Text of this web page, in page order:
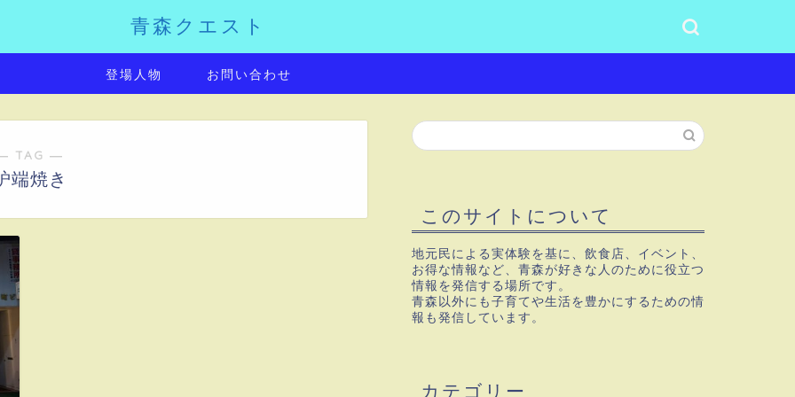
青森クエスト
登場人物 お問い合わせ
TAG ―
端焼き
このサイトについて
地元民による実体験を基に、飲食店、イベント、
お得な情報など、青森が好きな人のために役立つ
情報を発信する場所です。
青森以外にも子育てや生活を豊かにするための情
報も発信しています。
カテゴリー